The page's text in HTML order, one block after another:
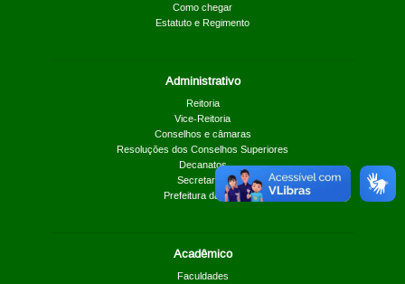
Como chegar
Estatuto e Regimento
Administrativo
Reitoria
Vice-Reitoria
Conselhos e câmaras
Resoluções dos Conselhos Superiores
Decanatos
Secretarias
Prefeitura da UnB
Acadêmico
Faculdades